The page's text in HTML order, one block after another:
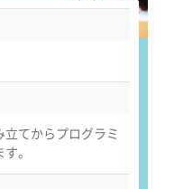
立てからプログラミ
。